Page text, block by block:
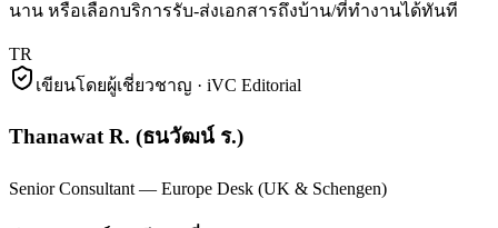
นาน หรือเลือกบริการรับ-ส่งเอกสารถึงบ้าน/ที่ทำงานได้ทันที
TR
เขียนโดยผู้เชี่ยวชาญ · iVC Editorial
Thanawat R. (ธนวัฒน์ ร.)
Senior Consultant — Europe Desk (UK & Schengen)